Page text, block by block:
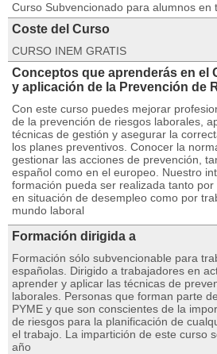
Curso Subvencionado para alumnos en
Coste del Curso
CURSO INEM GRATIS
Conceptos que aprenderás en el
y aplicación de la Prevención de
Con este curso puedes mejorar
de la prevención de riesgos laborales,
técnicas de gestión y asegurar la
los planes preventivos. Conocer la
gestionar las acciones de prevención,
español como en el europeo. Nuestro
formación pueda ser realizada tanto
en situación de desempleo como por
mundo laboral
Formación dirigida a
Formación sólo subvencionable para
españolas. Dirigido a trabajadores en
aprender y aplicar las técnicas de
laborales. Personas que forman parte
PYME y que son conscientes de la
de riesgos para la planificación de
el trabajo. La impartición de este curso
año